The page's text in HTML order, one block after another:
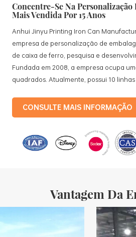
Concentre-Se Na Personalização
Mais Vendida Por 15 Anos
Anhui Jinyu Printing Iron Can
empresa de personalização de
de caixa de ferro, pesquisa e
Fundada em 2008, a empresa ocupa
quadrados. Atualmente, possui 10
com uma produção mensal de 3,5
produtos da empresa incluem: caixas de
promocionais para presentes e
etc. linhas de produção padronizadas
CONSULTE MAIS INFORMAÇÃO
Vantagem Da